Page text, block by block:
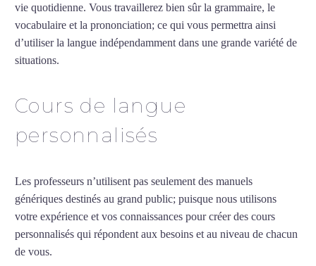
vie quotidienne. Vous travaillerez bien sûr la grammaire, le
vocabulaire et la prononciation; ce qui vous permettra ainsi
d’utiliser la langue indépendamment dans une grande variété de
situations.
Cours de langue
personnalisés
Les professeurs n’utilisent pas seulement des manuels
génériques destinés au grand public; puisque nous utilisons
votre expérience et vos connaissances pour créer des cours
personnalisés qui répondent aux besoins et au niveau de chacun
de vous.